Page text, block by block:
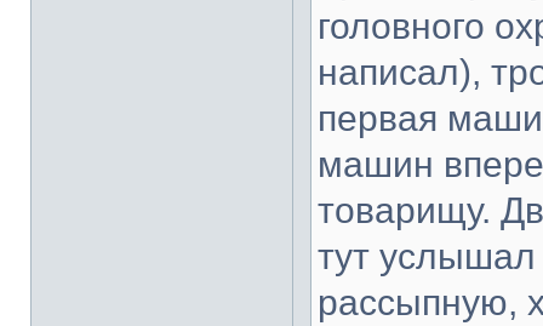
головного
написал),
первая
машин
товарищу.
тут услышал
рассыпную,